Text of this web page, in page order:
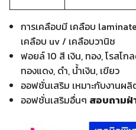
การเคลือบมี เคลือบ
เคลือบ uv / เคลือบวานิช
ฟอยล์ 10 สี เงิน, ทอง, โรสโก
ทองแดง, ดำ, น้ำเงิน, เขียว
ออฟชั่นเสริม เหมาะกับงานผ
ออฟชั่นเสริมอื่นๆ สอบถามฝ่